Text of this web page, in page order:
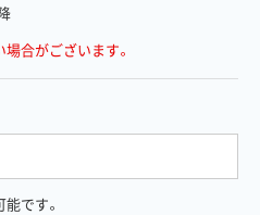
合がございます。
です。